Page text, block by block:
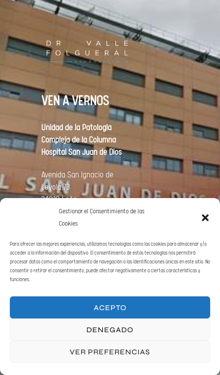
Gestionar el Consentimiento de las
Cookies
Para ofrecer las mejores experiencias, utilizamos tecnologías como las cookies para almacenar y/o
acceder a la información del dispositivo. El consentimiento de estas tecnologías nos permitirá
procesar datos como el comportamiento de navegación o las identificaciones únicas en este sitio. No
consentir o retirar el consentimiento, puede afectar negativamente a ciertas características y
funciones.
ACEPTO
DENEGADO
VER PREFERENCIAS
VEN A VERNOS
Unidad de la Patología
Compleja de la Columna
Hospital San Juan de Dios
Avenida San Ignacio de
Loyola,73
24010 León
LLÁMANOS
987 232 512
SÍGUENOS